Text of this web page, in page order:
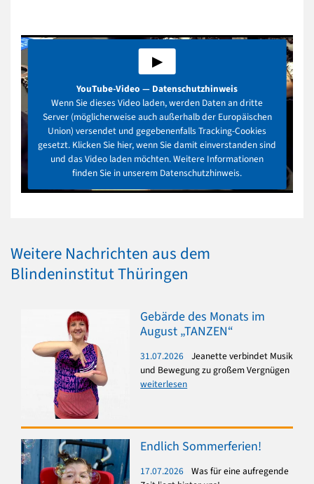
▶
YouTube-Video — Datenschutzhinweis
Wenn Sie dieses Video laden, werden Daten an dritte
Server (möglicherweise auch außerhalb der Europäischen
Union) versendet und gegebenenfalls Tracking-Cookies
gesetzt. Klicken Sie hier, wenn Sie damit einverstanden sind
und das Video laden möchten. Weitere Informationen
finden Sie in unserem Datenschutzhinweis.
Weitere Nachrichten aus dem
Blindeninstitut Thüringen
Gebärde des Monats im
August „TANZEN“
31.07.2026 Jeanette verbindet Musik
und Bewegung zu großem Vergnügen
weiterlesen
Endlich Sommerferien!
17.07.2026 Was für eine aufregende